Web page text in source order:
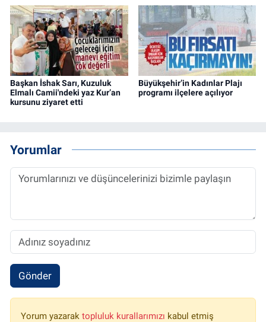
Başkan İshak Sarı, Kuzuluk
Elmalı Camii'ndeki yaz Kur’an
kursunu ziyaret etti
Büyükşehir’in Kadınlar Plajı
programı ilçelere açılıyor
Yorumlar
Gönder
Yorum yazarak topluluk kurallarımızı kabul etmiş